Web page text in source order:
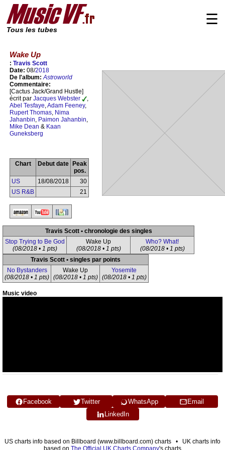
Tous les tubes
☰
Wake Up
: Travis Scott
Date: 08/2018
De l'album:Astroworld
Commentaire:
[Cactus Jack/Grand Hustle]
écrit par Jacques Webster
,
Abel Tesfaye,Adam Feeney,
Rupert Thomas, Nima
Jahanbin, Paimon Jahanbin,
Mike Dean & Kaan
Guneksberg
Chart Debut date
Peak
pos.
US
18/08/2018
30
US R&B
21
Travis Scott • chronologie des singles
Stop Trying to Be God
(08/2018 • 1 pts)
Wake Up
(08/2018 • 1 pts)
Who? What!
(08/2018 • 1 pts)
Travis Scott • singles par points
No Bystanders
(08/2018 • 1 pts)
Wake Up
(08/2018 • 1 pts)
Yosemite
(08/2018 • 1 pts)
Music video
Facebook Twitter WhatsApp
Email
LinkedIn
US charts info based on Billboard (www.billboard.com) charts • UK charts info
based on The Official UK Charts Company's charts